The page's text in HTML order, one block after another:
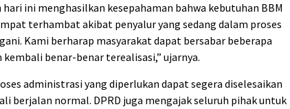
ini menghasilkan kesepahaman bahwa kebutuhan BBM
terhambat akibat penyalur yang sedang dalam proses
Kami berharap masyarakat dapat bersabar beberapa
benar-benar terealisasi,” ujarnya.
administrasi yang diperlukan dapat segera diselesaikan
berjalan normal. DPRD juga mengajak seluruh pihak untuk